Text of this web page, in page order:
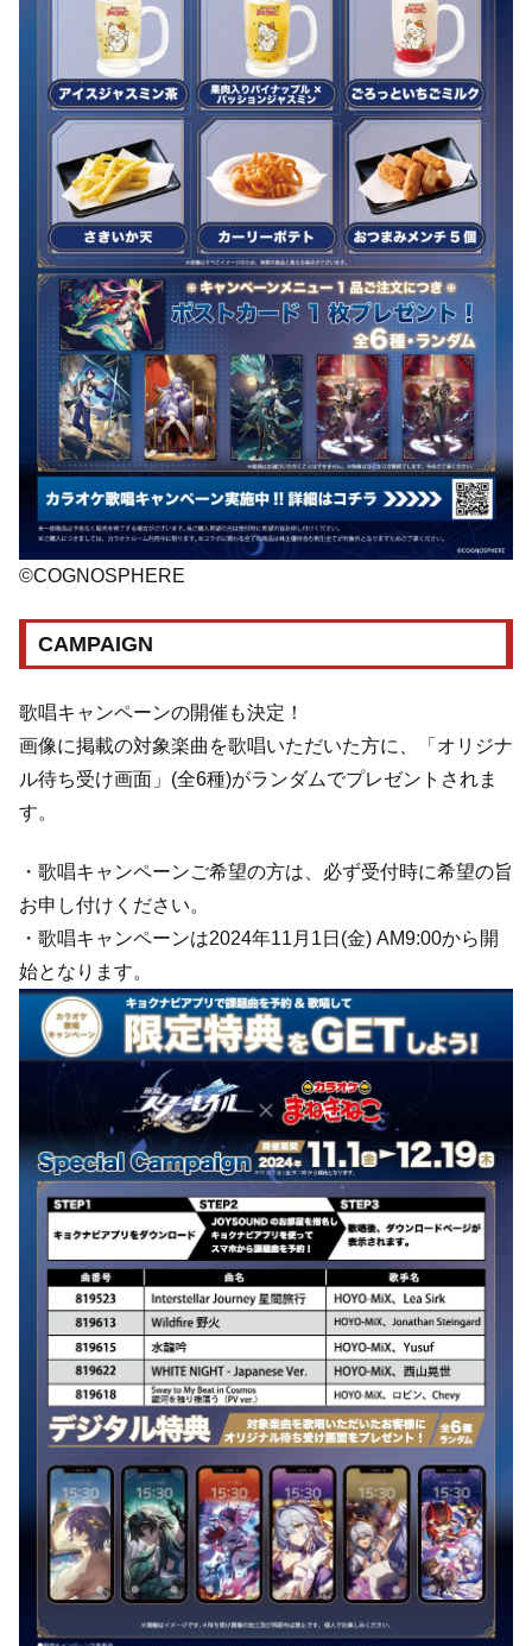
©COGNOSPHERE
CAMPAIGN
歌唱キャンペーンの開催も決定！
画像に掲載の対象楽曲を歌唱いただいた方に、「オリジナ
ル待ち受け画面」(全6種)がランダムでプレゼントされま
す。
・歌唱キャンペーンご希望の方は、必ず受付時に希望の旨
お申し付けください。
・歌唱キャンペーンは2024年11月1日(金) AM9:00から開
始となります。